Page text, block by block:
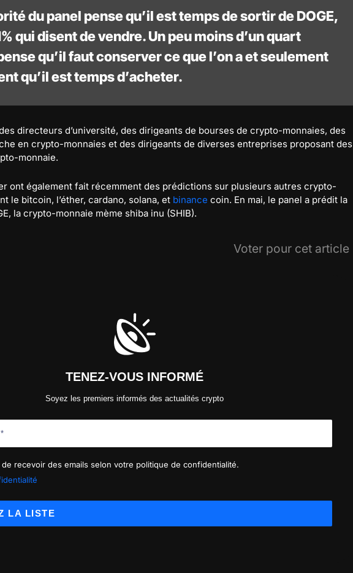
du panel pense qu’il est temps de sortir de DOGE,
qui disent de vendre. Un peu moins d’un quart
qu’il faut conserver ce que l’on a et seulement
qu’il est temps d’acheter.
directeurs d’université, des dirigeants de bourses de crypto-monnaies, des
en crypto-monnaies et des dirigeants de diverses entreprises proposant des
monnaie.
ont également fait récemment des prédictions sur plusieurs autres crypto-
le bitcoin, l’éther, cardano, solana, et binance coin. En mai, le panel a prédit la
la crypto-monnaie mème shiba inu (SHIB).
Voter pour cet article
TENEZ-VOUS INFORMÉ
Soyez les premiers informés des actualités crypto
recevoir des emails selon votre politique de confidentialité.